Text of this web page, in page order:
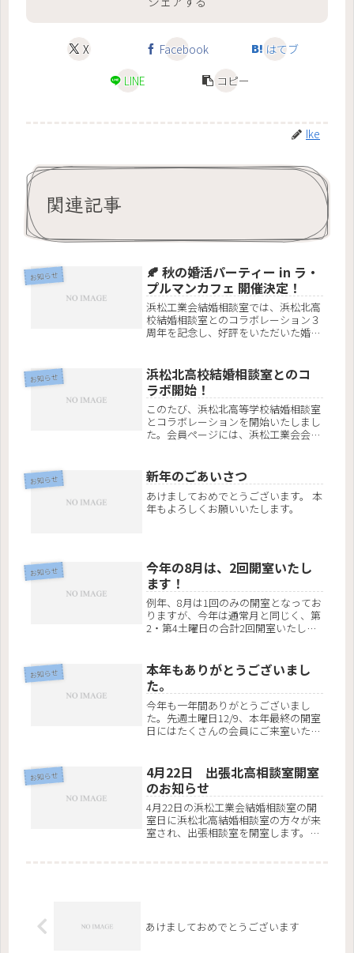
X Facebook
はてブ
LINE
コピー
Ike
関連記事
お知らせ
🍂 秋の婚活パーティー in ラ・
プルマンカフェ 開催決定！
浜松工業会結婚相談室では、浜松北高
校結婚相談室とのコラボレーション３
周年を記念し、好評をいただいた婚活
「ラ・プルマンカフェ」。秋の季節に
ぴったりなスイーツとドリンクを楽し
みなが...
お知らせ
浜松北高校結婚相談室とのコ
ラボ開始！
このたび、浜松北高等学校結婚相談室
とコラボレーションを開始いたしまし
た。会員ページには、浜松工業会会員
た。出会いの場が拡大され、より一
層、活性化されるのを期待しておりま
す。...
お知らせ 新年のごあいさつ
あけましておめでとうございます。 本
年もよろしくお願いいたします。
お知らせ
今年の8月は、2回開室いたし
ます！
例年、8月は1回のみの開室となってお
りますが、今年は通常月と同じく、第
2・第4土曜日の合計2回開室いたしま
皆様のご来室をお待ちしております。
お知らせ
本年もありがとうございまし
た。
今年も一年間ありがとうございまし
た。先週土曜日12/9、本年最終の開室
日にはたくさんの会員にご来室いただ
回り、3組の成婚者が本結婚相談室か
ら誕生しました。来年も引き続き、
多...
お知らせ
4月22日 出張北高相談室開室
のお知らせ
4月22日の浜松工業会結婚相談室の開
室日に浜松北高結婚相談室の方々が来
室され、出張相談室を開室します。通
あけましておめでとうございます